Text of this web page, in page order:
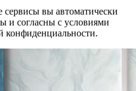
сервисы вы автоматически
и согласны с условиями
конфиденциальности.